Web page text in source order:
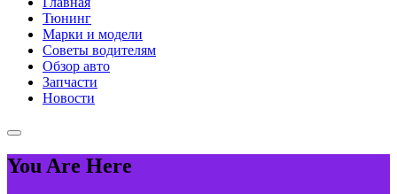
Тюнинг
Марки и модели
Советы водителям
Обзор авто
Запчасти
Новости
You Are Here